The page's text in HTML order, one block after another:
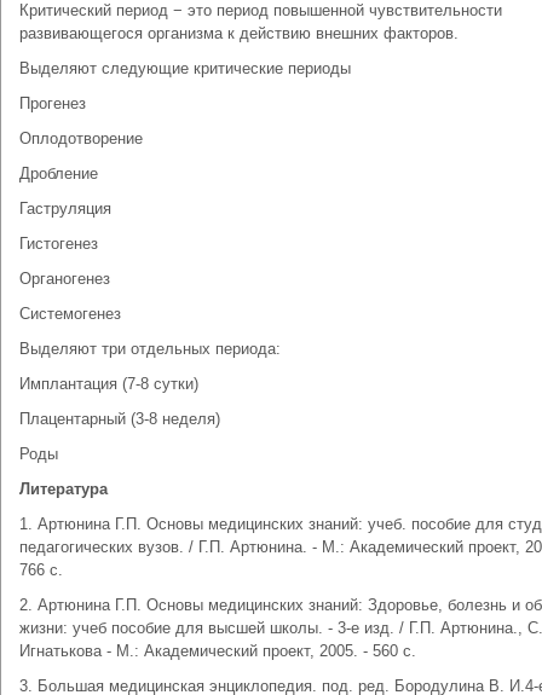
Критический период − это период повышенной чувствительности
развивающегося организма к действию внешних факторов.
Выделяют следующие критические периоды
Прогенез
Оплодотворение
Дробление
Гаструляция
Гистогенез
Органогенез
Системогенез
Выделяют три отдельных периода:
Имплантация (7-8 сутки)
Плацентарный (3-8 неделя)
Роды
Литература
1. Артюнина Г.П. Основы медицинских знаний: учеб. пособие для
педагогических вузов. / Г.П. Артюнина. - М.: Академический проект,
766 с.
2. Артюнина Г.П. Основы медицинских знаний: Здоровье, болезнь и
жизни: учеб пособие для высшей школы. - 3-е изд. / Г.П. Артюнина.,
Игнатькова - М.: Академический проект, 2005. - 560 с.
3. Большая медицинская энциклопедия. под. ред. Бородулина В. И.4-